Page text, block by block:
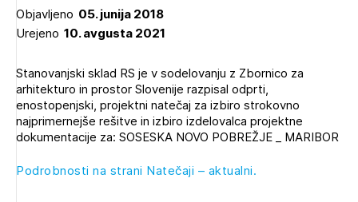
O ZAPS
PRIJAVITE SE
Objavljeno 05. junija 2018
Urejeno 10. avgusta 2021
Stanovanjski sklad RS je v sodelovanju z Zbornico za
arhitekturo in prostor Slovenije razpisal odprti,
enostopenjski, projektni natečaj za izbiro strokovno
najprimernejše rešitve in izbiro izdelovalca projektne
dokumentacije za: SOSESKA NOVO POBREŽJE _ MARIBOR
Podrobnosti na strani Natečaji – aktualni.
Novičnike vam bomo pošiljali na vaš elektronski naslov.
Mesečni novičnik
Novičnik izobraževanj
Novičnik natečajev